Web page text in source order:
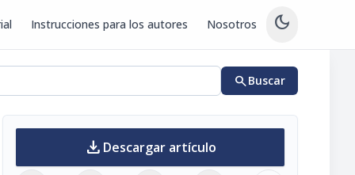
Instrucciones para los autores Nosotros dark_mode
searchBuscar
download Descargar artículo